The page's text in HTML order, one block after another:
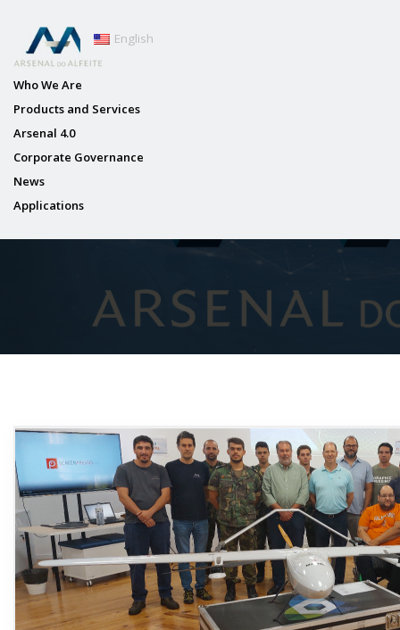
Who We Are
Products and Services
Arsenal 4.0
Corporate Governance
News
ApplicationsCURSO DE ENGENHARIA
English